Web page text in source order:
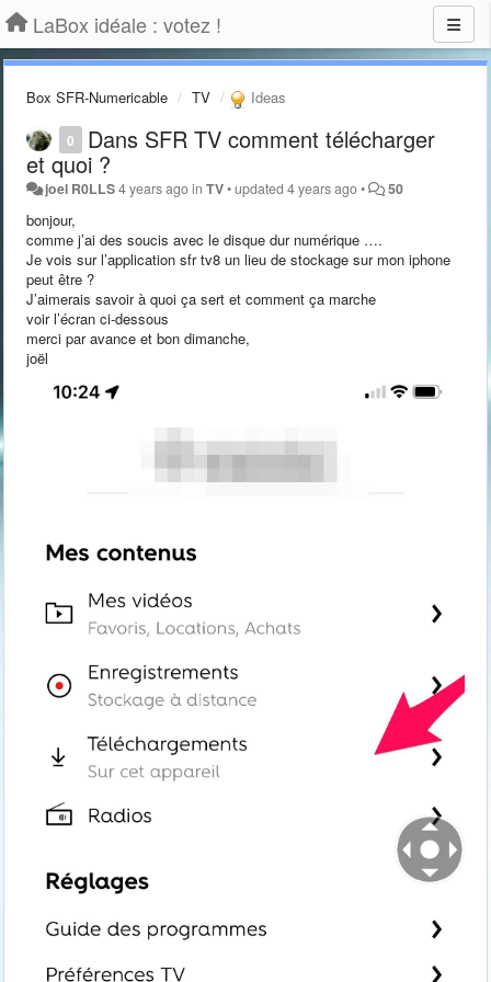
LaBox idéale : votez !
Box SFR-Numericable TV Ideas
0 Dans SFR TV comment télécharger
et quoi ?
joel R0LLS4 years agoinTV•updated4 years ago• 50
bonjour,
comme j’ai des soucis avec le disque dur numérique ….
Je vois sur l’application sfr tv8 un lieu de stockage sur mon iphone
peut être ?
J’aimerais savoir à quoi ça sert et comment ça marche
voir l’écran ci-dessous
merci par avance et bon dimanche,
joël